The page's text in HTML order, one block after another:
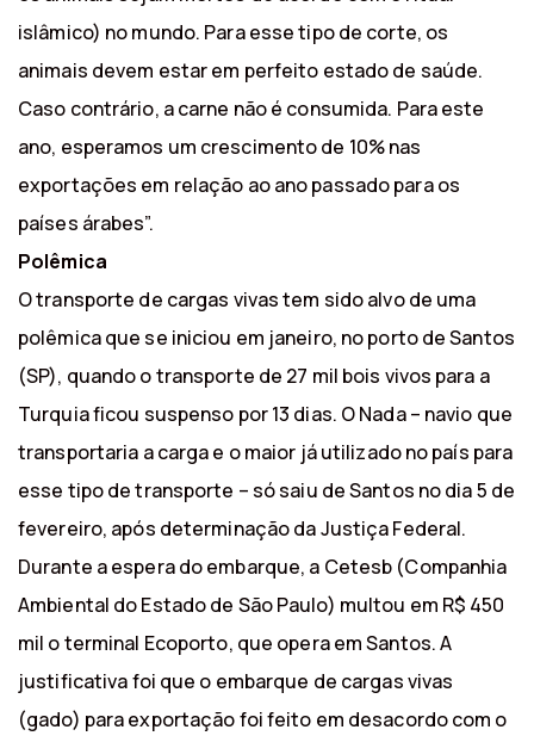
islâmico) no mundo. Para esse tipo de corte, os
animais devem estar em perfeito estado de saúde.
Caso contrário, a carne não é consumida. Para este
ano, esperamos um crescimento de 10% nas
exportações em relação ao ano passado para os
países árabes”.
Polêmica
O transporte de cargas vivas tem sido alvo de uma
polêmica que se iniciou em janeiro, no porto de Santos
(SP), quando o transporte de 27 mil bois vivos para a
Turquia ficou suspenso por 13 dias. O Nada – navio que
transportaria a carga e o maior já utilizado no país para
esse tipo de transporte – só saiu de Santos no dia 5 de
fevereiro, após determinação da Justiça Federal.
Durante a espera do embarque, a Cetesb (Companhia
Ambiental do Estado de São Paulo) multou em R$ 450
mil o terminal Ecoporto, que opera em Santos. A
justificativa foi que o embarque de cargas vivas
(gado) para exportação foi feito em desacordo com o